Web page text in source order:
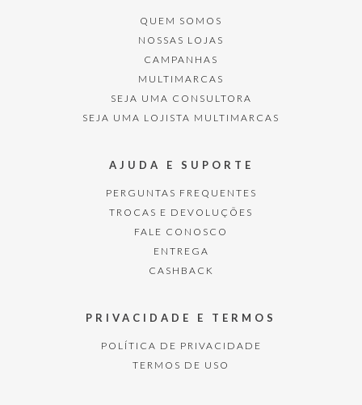
QUEM SOMOS
NOSSAS LOJAS
CAMPANHAS
MULTIMARCAS
SEJA UMA CONSULTORA
SEJA UMA LOJISTA MULTIMARCAS
AJUDA E SUPORTE
PERGUNTAS FREQUENTES
TROCAS E DEVOLUÇÕES
FALE CONOSCO
ENTREGA
CASHBACK
PRIVACIDADE E TERMOS
POLÍTICA DE PRIVACIDADE
TERMOS DE USO